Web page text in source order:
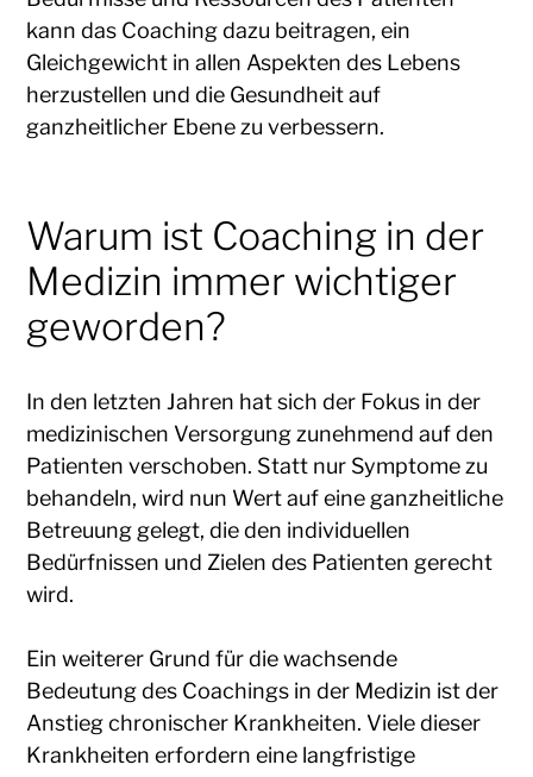
kann das Coaching dazu beitragen, ein
Gleichgewicht in allen Aspekten des Lebens
herzustellen und die Gesundheit auf
ganzheitlicher Ebene zu verbessern.
Warum ist Coaching in der
Medizin immer wichtiger
geworden?
In den letzten Jahren hat sich der Fokus in der
medizinischen Versorgung zunehmend auf den
Patienten verschoben. Statt nur Symptome zu
behandeln, wird nun Wert auf eine ganzheitliche
Betreuung gelegt, die den individuellen
Bedürfnissen und Zielen des Patienten gerecht
wird.
Ein weiterer Grund für die wachsende
Bedeutung des Coachings in der Medizin ist der
Anstieg chronischer Krankheiten. Viele dieser
Krankheiten erfordern eine langfristige